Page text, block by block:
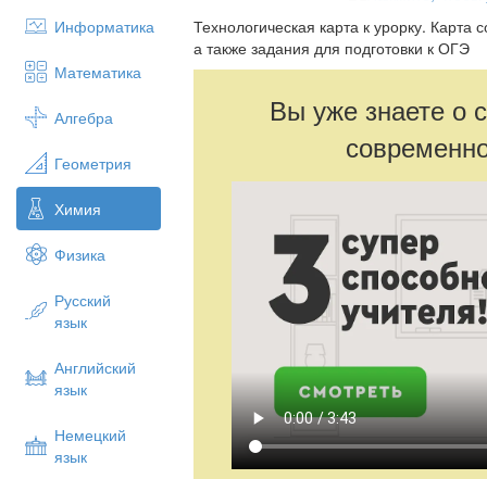
Информатика
Математика
Алгебра
Геометрия
Химия
Физика
Русский
язык
Английский
язык
Немецкий
язык
Технологическая карта к урорку.
а также задания для подготовки к ОГЭ
Вы уже знаете о